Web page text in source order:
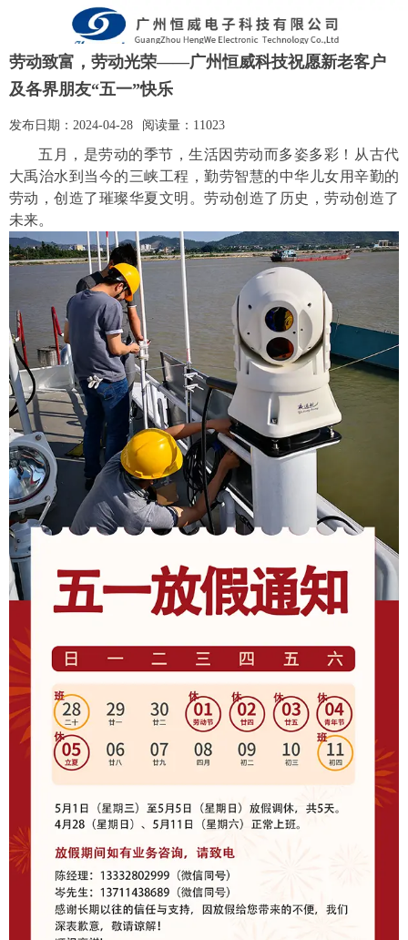
劳动致富，劳动光荣——广州恒威科技祝愿新老客户
及各界朋友“五一”快乐
发布日期： 2024-04-28 阅读量： 11023
五月，是劳动的季节，生活因劳动而多姿多彩 ！ 从古代
大禹治水到当今的三峡工程，勤劳智慧的中华儿女用辛勤的
劳动，创造了璀璨华夏文明。劳动创造了历史，劳动创造了
未来。